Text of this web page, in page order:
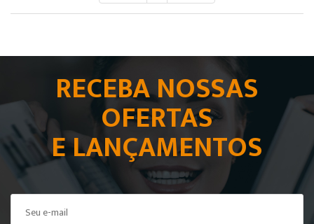
RECEBA NOSSAS
OFERTAS
E LANÇAMENTOS